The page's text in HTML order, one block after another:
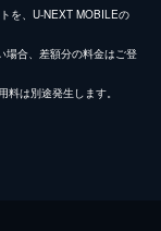
を、U-NEXT MOBILEの
場合、差額分の料金はご登
は別途発生します。